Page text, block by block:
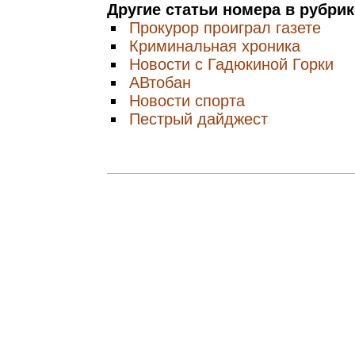
Другие статьи номера в
Прокурор проиграл газете
Криминальная хроника
Новости с Гадюкиной Горки
АВтобан
Новости спорта
Пестрый дайджест